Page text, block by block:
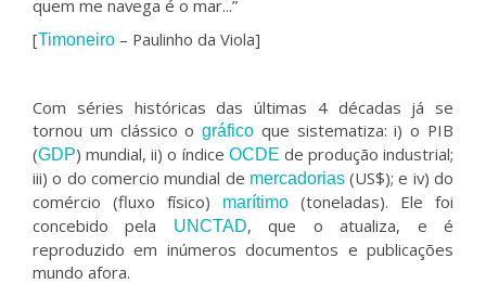
quem me navega é o mar...”
[Timoneiro – Paulinho da Viola]
Com séries históricas das últimas 4 décadas já se
tornou um clássico ográfico que sistematiza: i) o PIB
(GDP) mundial, ii) o índice OCDE de produção industrial;
iii) o do comercio mundial de mercadorias(US$); e iv) do
comércio (fluxo físico)
marítimo (toneladas). Ele foi
concebido pela
UNCTAD, que o atualiza, e é
reproduzido em inúmeros documentos e publicações
mundo afora.